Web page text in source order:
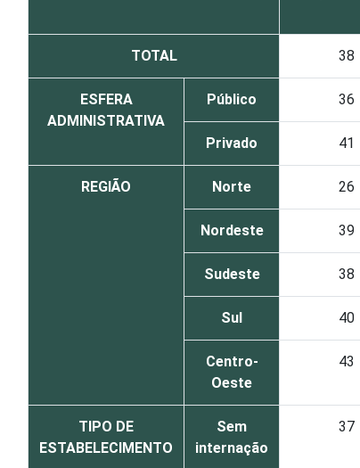
TOTAL 38
ESFERA
ADMINISTRATIVA
Público 36
Privado 41
REGIÃO Norte 26
Nordeste 39
Sudeste 38
Sul 40
Centro-
Oeste
43
TIPO DE
ESTABELECIMENTO
Sem
internação
37